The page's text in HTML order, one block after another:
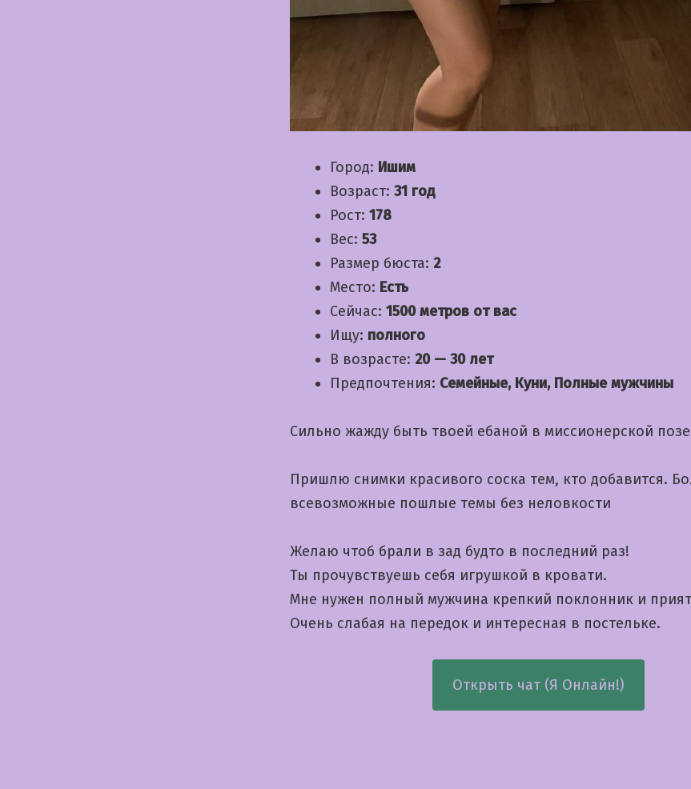
Город: Ишим
Возраст: 31 год
Рост: 178
Вес: 53
Размер бюста: 2
Место: Есть
Сейчас: 1500 метров от вас
Ищу: полного
В возрасте: 20 — 30 лет
Предпочтения: Семейные, Куни, Полные мужчины
Сильно жажду быть твоей ебаной в миссионерской
Пришлю снимки красивого соска тем, кто добавится.
всевозможные пошлые темы без неловкости
Желаю чтоб брали в зад будто в последний раз!
Ты прочувствуешь себя игрушкой в кровати.
Мне нужен полный мужчина крепкий поклонник и
Очень слабая на передок и интересная в постельке.
Открыть чат (Я Онлайн!)